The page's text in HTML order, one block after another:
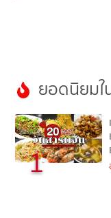
ยอดนิยม
1